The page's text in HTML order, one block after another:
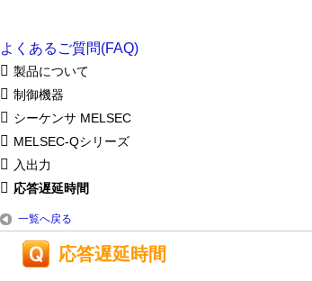
よくあるご質問(FAQ)
製品について
制御機器
シーケンサ MELSEC
MELSEC-Qシリーズ
入出力
応答遅延時間
一覧へ戻る
応答遅延時間